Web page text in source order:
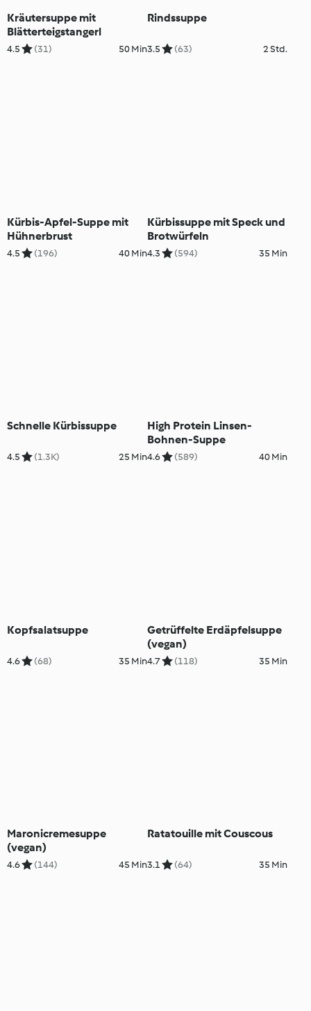
Kräutersuppe mit
Blätterteigstangerl
4.5 (31) 50 Min
Rindssuppe
3.5 (63) 2 Std.
Kürbis-Apfel-Suppe mit
Hühnerbrust
4.5 (196) 40 Min
Kürbissuppe mit Speck und
Brotwürfeln
4.3 (594) 35 Min
Schnelle Kürbissuppe
4.5 (1.3K) 25 Min
High Protein Linsen-
Bohnen-Suppe
4.6 (589) 40 Min
Kopfsalatsuppe
4.6 (68) 35 Min
Getrüffelte Erdäpfelsuppe
(vegan)
4.7 (118) 35 Min
Maronicremesuppe
(vegan)
4.6 (144) 45 Min
Ratatouille mit Couscous
3.1 (64) 35 Min